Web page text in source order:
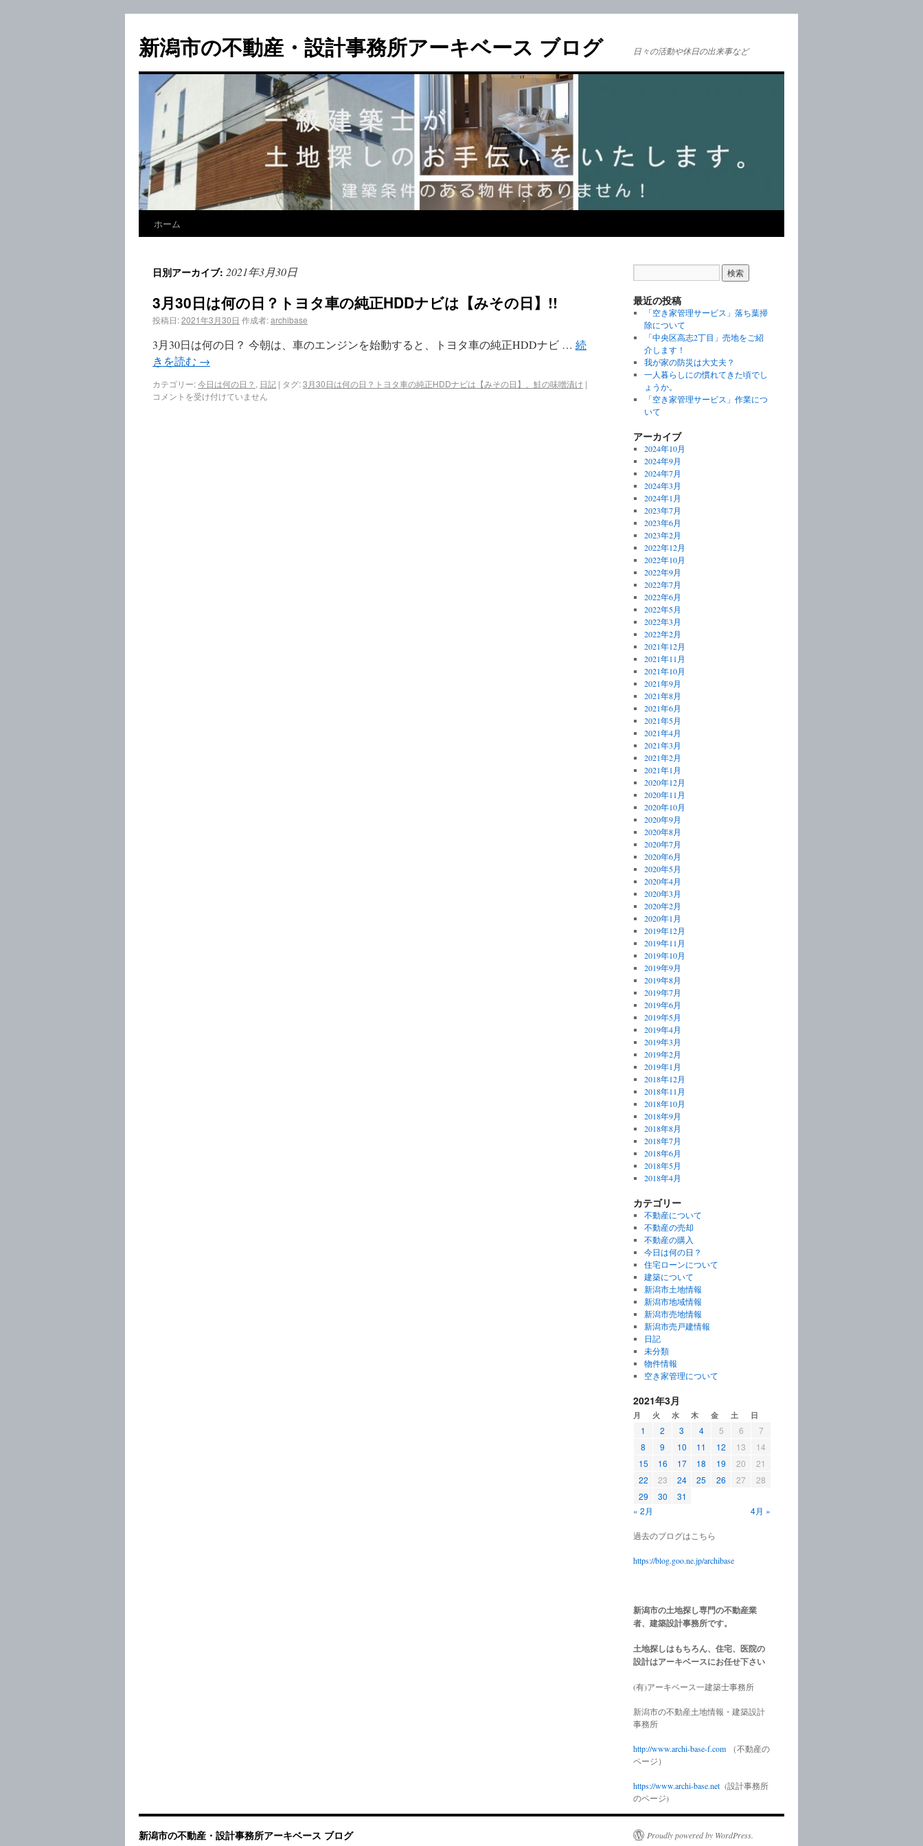
新潟市の不動産・設計事務所アーキベース ブログ 日々の活動や休日の出来事など
ホーム
日別アーカイブ: 2021年3月30日
3月30日は何の日？トヨタ車の純正HDDナビは【みその日】!!
投稿日:2021年3月30日 作成者:archibase
3月30日は何の日？ 今朝は、車のエンジンを始動すると、トヨタ車の純正HDDナビ … 続
きを読む →
カテゴリー:今日は何の日？ , 日記 | タグ:3月30日は何の日？トヨタ車の純正HDDナビは【みその日】、鮭の味噌漬け |
コメントを受け付けていません
最近の投稿
「空き家管理サービス」落ち葉掃
除について
「中央区高志2丁目」売地をご紹
介します！
我が家の防災は大丈夫？
一人暮らしにの慣れてきた頃でし
ょうか。
「空き家管理サービス」作業につ
いて
アーカイブ
2024年10月
2024年9月
2024年7月
2024年3月
2024年1月
2023年7月
2023年6月
2023年2月
2022年12月
2022年10月
2022年9月
2022年7月
2022年6月
2022年5月
2022年3月
2022年2月
2021年12月
2021年11月
2021年10月
2021年9月
2021年8月
2021年6月
2021年5月
2021年4月
2021年3月
2021年2月
2021年1月
2020年12月
2020年11月
2020年10月
2020年9月
2020年8月
2020年7月
2020年6月
2020年5月
2020年4月
2020年3月
2020年2月
2020年1月
2019年12月
2019年11月
2019年10月
2019年9月
2019年8月
2019年7月
2019年6月
2019年5月
2019年4月
2019年3月
2019年2月
2019年1月
2018年12月
2018年11月
2018年10月
2018年9月
2018年8月
2018年7月
2018年6月
2018年5月
2018年4月
カテゴリー
不動産について
不動産の売却
不動産の購入
今日は何の日？
住宅ローンについて
建築について
新潟市土地情報
新潟市地域情報
新潟市売地情報
新潟市売戸建情報
日記
未分類
物件情報
空き家管理について
2021年3月
月 火 水 木 金 土 日
« 2月 4月 »
1 2 3 4 5 6
7
8
9 10 11 12 13
14
15
16 17 18 19 20
21
22
23 24 25 26 27
28
29
30 31
過去のブログはこちら
https://blog.goo.ne.jp/archibase
新潟市の土地探し専門の不動産業
者、建築設計事務所です。
土地探しはもちろん、住宅、医院の
設計はアーキベースにお任せ下さい
(有)アーキベース一建築士事務所
新潟市の不動産土地情報・建築設計
事務所
http://www.archi-base-f.com
（不動産の
ページ）
https://www.archi-base.net (設計事務所
のページ)
新潟市の不動産・設計事務所アーキベース ブログ Proudly powered by WordPress.